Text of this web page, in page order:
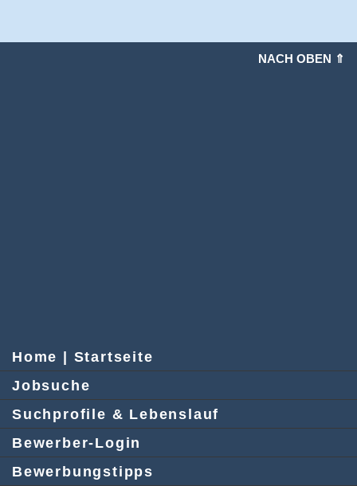
NACH OBEN ⇑
Home | Startseite
Jobsuche
Suchprofile & Lebenslauf
Bewerber-Login
Bewerbungstipps